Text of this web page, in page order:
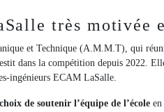
très motivée
et Technique (A.M.M.T), qui
dans la compétition depuis 2022.
ingénieurs ECAM LaSalle.
de soutenir l’équipe de l’école